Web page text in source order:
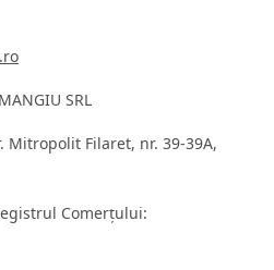
SRL
Mitropolit Filaret, nr. 39-39A,
Comerțului: